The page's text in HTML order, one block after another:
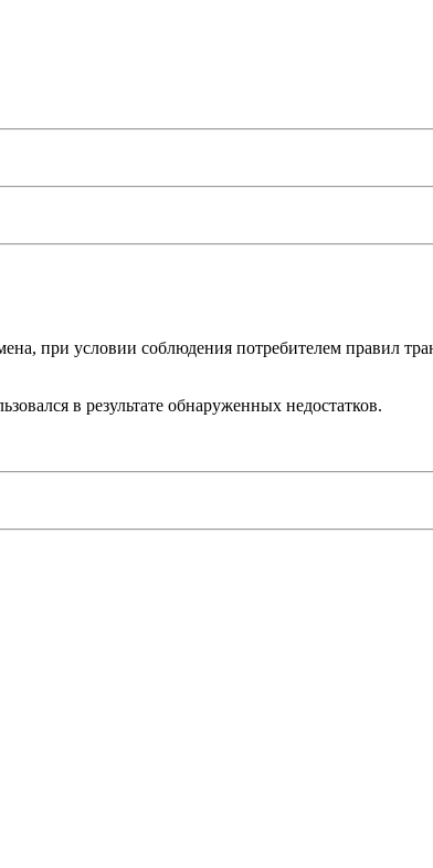
при условии соблюдения потребителем правил
в результате обнаруженных недостатков.